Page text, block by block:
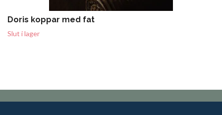
Doris koppar med fat
Slut i lager